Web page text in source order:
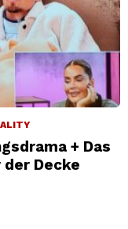
+ Das
Decke